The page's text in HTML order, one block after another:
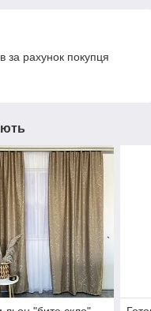
за рахунок покупця